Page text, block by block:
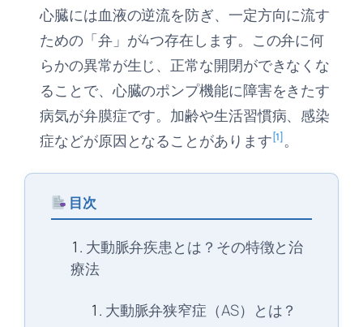
心臓には血液の逆流を防ぎ、一定方向に流す
ための「弁」が4つ存在します。この弁に何
らかの異常が生じ、正常な開閉ができなくな
ることで、心臓のポンプ機能に障害をきたす
病気が弁膜症です。加齢や生活習慣病、感染
症などが原因となることがあります[1]。
目次
大動脈弁疾患とは？その特徴と治
療法
大動脈弁狭窄症（AS）とは？